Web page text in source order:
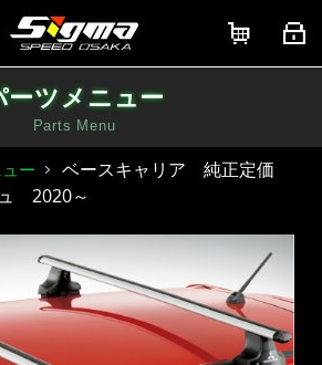
ーツメニュー
Parts Menu
ー
ベースキャリア 純正定価
2020～